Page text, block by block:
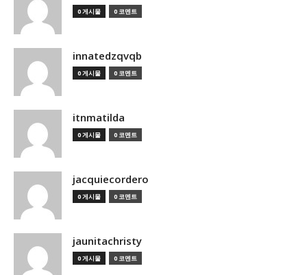
0 게시물 0 코멘트
innatedzqvqb
0 게시물 0 코멘트
itnmatilda
0 게시물 0 코멘트
jacquiecordero
0 게시물 0 코멘트
jaunitachristy
0 게시물 0 코멘트